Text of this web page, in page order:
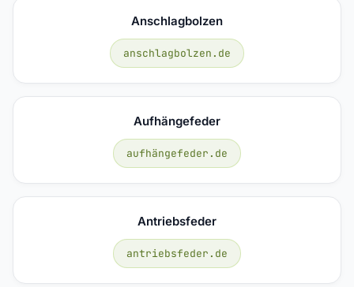
Anschlagbolzen
anschlagbolzen.de
Aufhängefeder
aufhängefeder.de
Antriebsfeder
antriebsfeder.de